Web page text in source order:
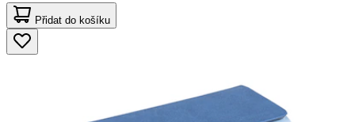
Přidat do košíku